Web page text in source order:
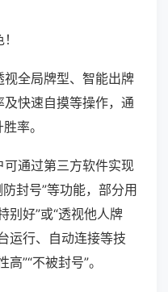
全局牌型、智能出牌
快速自摸等操作，通
率。
通过第三方软件实现
封号”等功能，部分用
别好”或“透视他人牌
运行、自动连接等技
”“不被封号”。